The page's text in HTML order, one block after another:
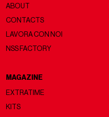
ABOUT
CONTACTS
LAVORA CON NOI
NSS FACTORY
MAGAZINE
EXTRATIME
KITS